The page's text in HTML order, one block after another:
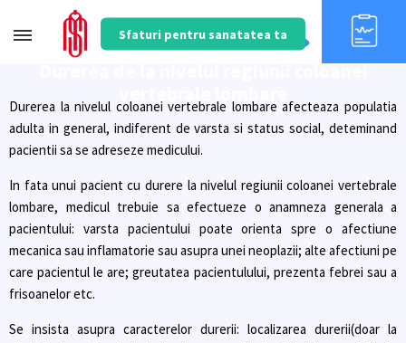
Sfaturi pentru sanatatea ta
Durerea de la nivelul regiunii coloanei
Durerea la nivelul coloanei vertebrale lombare afecteaza populatia
adulta in general, indiferent de varsta si status social, deteminand
pacientii sa se adreseze medicului.
In fata unui pacient cu durere la nivelul regiunii coloanei vertebrale
lombare, medicul trebuie sa efectueze o anamneza generala a
pacientului: varsta pacientului poate orienta spre o afectiune
mecanica sau inflamatorie sau asupra unei neoplazii; alte afectiuni pe
care pacientul le are; greutatea pacientulului, prezenta febrei sau a
frisoanelor etc.
Se insista asupra caracterelor durerii: localizarea durerii(doar la